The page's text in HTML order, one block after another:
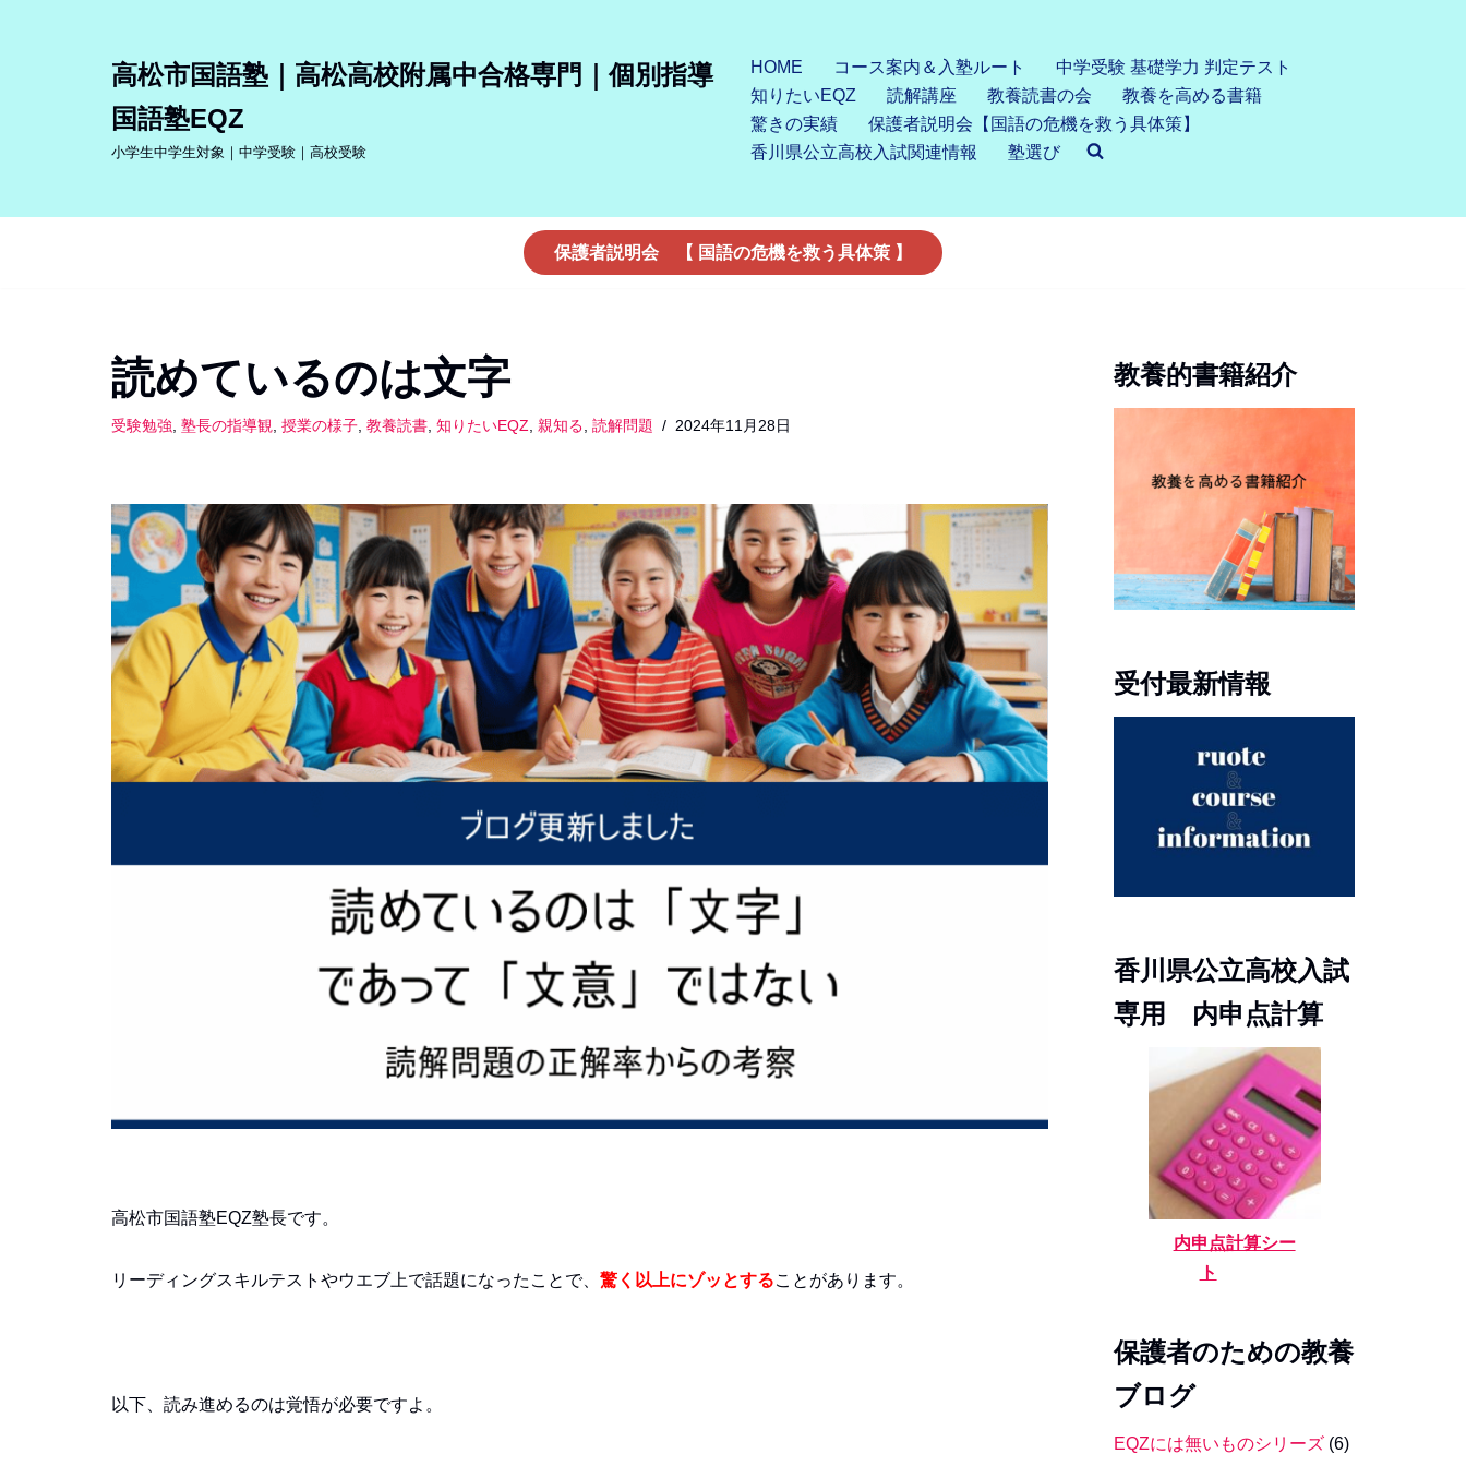
高松市国語塾｜高松高校附属中合格専門｜個別指導
国語塾EQZ
小学生中学生対象｜中学受験｜高校受験
HOME コース案内＆入塾ルート
中学受験 基礎学力 判定テスト
知りたいEQZ
読解講座 教養読書の会
教養を高める書籍
驚きの実績
保護者説明会【国語の危機を救う具体策】
香川県公立高校入試関連情報
塾選び
保護者説明会 【 国語の危機を救う具体策 】
読めているのは文字
受験勉強 塾長の指導観 授業の様子 教養読書 知りたいEQZ 親知る 読解問題 2024年11月28日
高松市国語塾EQZ塾長です。
リーディングスキルテストやウエブ上で話題になったことで、 驚く以上にゾッとすることがあります。
以下、読み進めるのは覚悟が必要ですよ。
教養的書籍紹介
受付最新情報
香川県公立高校入試
専用 内申点計算
内申点計算シー
ト
保護者のための教養
ブログ
EQZには無いものシリーズ (6)